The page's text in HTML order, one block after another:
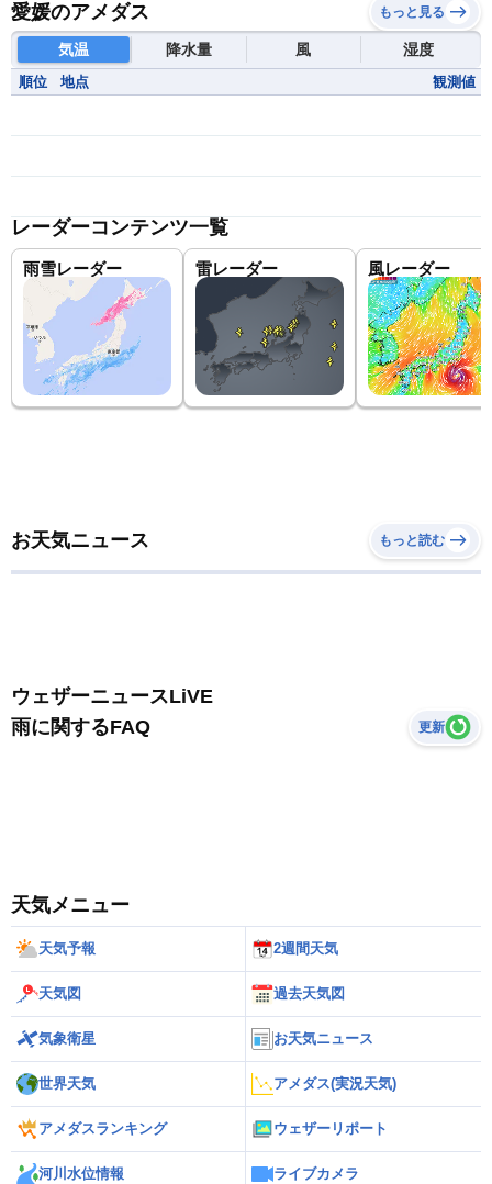
愛媛のアメダス もっと見る
気温 降水量 風 湿度
順位 地点 観測値
レーダーコンテンツ一覧
雨雪レーダー 雷レーダー 風レーダー
お天気ニュース もっと読む
ウェザーニュースLiVE
雨に関するFAQ
更新
天気メニュー
天気予報 2週間天気
天気図 過去天気図
気象衛星 お天気ニュース
世界天気 アメダス(実況天気)
アメダスランキング ウェザーリポート
河川水位情報 ライブカメラ